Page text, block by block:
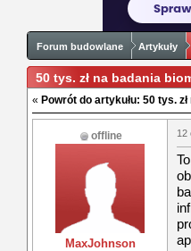
Forum budowlane Artykuły
50 tys. zł na badania
« Powrót do artykułu: 50 tys.
offline
MaxJohnson
12